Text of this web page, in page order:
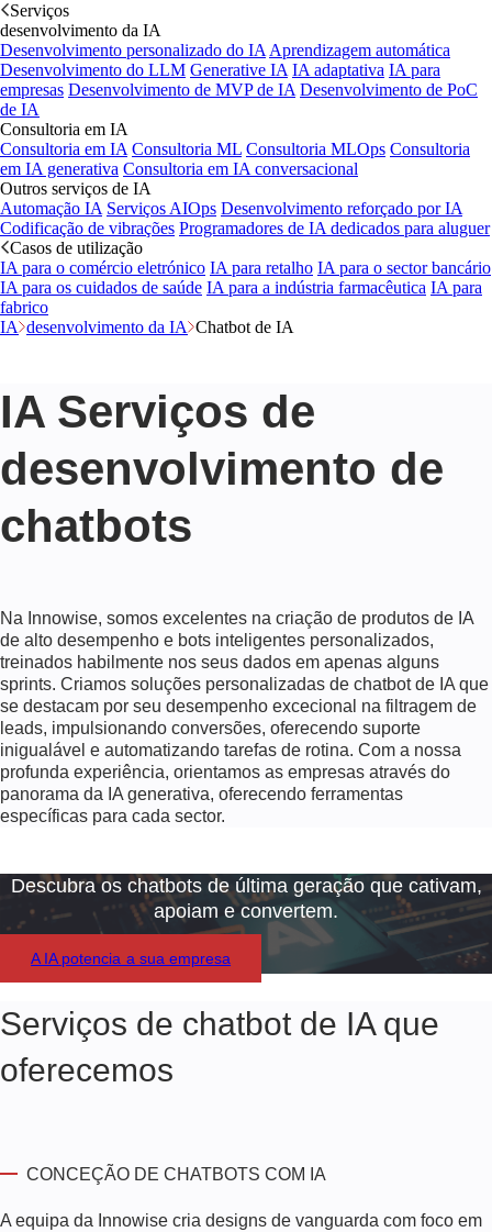
Serviços
desenvolvimento da IA
Desenvolvimento personalizado do IA Aprendizagem automática
Desenvolvimento do LLM Generative IA IA adaptativa IA para
empresas Desenvolvimento de MVP de IA Desenvolvimento de PoC
de IA
Consultoria em IA
Consultoria em IA Consultoria ML Consultoria MLOps Consultoria
em IA generativa Consultoria em IA conversacional
Outros serviços de IA
Automação IA Serviços AIOps Desenvolvimento reforçado por IA
Codificação de vibrações Programadores de IA dedicados para aluguer
Casos de utilização
IA para o comércio eletrónico IA para retalho IA para o sector bancário
IA para os cuidados de saúde IA para a indústria farmacêutica IA para
fabrico
IA desenvolvimento da IA Chatbot de IA
IA Serviços de
desenvolvimento de
chatbots
Na Innowise, somos excelentes na criação de produtos de IA
de alto desempenho e bots inteligentes personalizados,
treinados habilmente nos seus dados em apenas alguns
sprints. Criamos soluções personalizadas de chatbot de IA que
se destacam por seu desempenho excecional na filtragem de
leads, impulsionando conversões, oferecendo suporte
inigualável e automatizando tarefas de rotina. Com a nossa
profunda experiência, orientamos as empresas através do
panorama da IA generativa, oferecendo ferramentas
específicas para cada sector.
Descubra os chatbots de última geração que cativam,
apoiam e convertem.
A IA potencia a sua empresa
Serviços de chatbot de IA que
oferecemos
CONCEÇÃO DE CHATBOTS COM IA
A equipa da Innowise cria designs de vanguarda com foco em